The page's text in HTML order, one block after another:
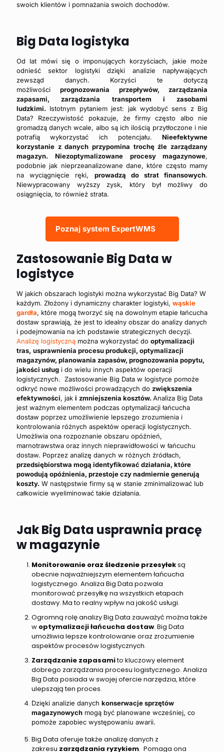
swoich klientów i pomnażania swoich dochodów.
Big Data logistyka
Od lat mówi się o imponujących korzyściach, jakie może
odnieść sektor logistyki dzięki analizie napływających
zewsząd danych. Korzyści te dotyczą
możliwościprognozowania przepływów, zarządzania
zapasami, zarządzania transportem i zasobami
ludzkimi. Istotnym pytaniem jest: jak wydobyć sens z Big
Data? Rzeczywistość pokazuje, że firmy często albo nie
gromadzą danych wcale, albo są ich ilością przytłoczone i nie
potrafią wykorzystać ich potencjału. Nieefektywne
korzystanie z danych przypomina trochę źle zarządzany
magazyn.
Niezoptymalizowane procesy magazynowe,
podobnie jak nieprzeanalizowane dane, które często mamy
na wyciągnięcie ręki, prowadzą do strat finansowych.
Niewypracowany wyższy zysk, który był możliwy do
osiągnięcia, to również strata.
Poznaj system ExpertWMS
Zastosowanie Big Data w
logistyce
W jakich obszarach logistyki można wykorzystać Big Data? W
każdym. Złożony i dynamiczny charakter logistyki, wąskie
gardła, które mogą tworzyć się na dowolnym etapie łańcucha
dostaw sprawiają, że ​​jest to idealny obszar do analizy danych
i podejmowania na ich podstawie strategicznych decyzji.
Analizę logistyczną można wykorzystać do optymalizacji
tras, usprawnienia procesu produkcji, optymalizacji
magazynów, planowania zapasów, prognozowania popytu,
jakości usług i do wielu innych aspektów operacji
logistycznych. Zastosowanie Big Data w logistyce pomoże
odkryć nowe możliwości prowadzących do zwiększenia
efektywności, jak i zmniejszenia kosztów.Analiza Big Data
jest ważnym elementem podczas optymalizacji łańcucha
dostaw poprzez umożliwienie lepszego zrozumienia i
kontrolowania różnych aspektów operacji logistycznych.
Umożliwia ona rozpoznanie obszaru opóźnień,
marnotrawstwa oraz innych nieprawidłowości w łańcuchu
dostaw. Poprzez analizę danych w różnych źródłach,
przedsiębiorstwa mogą identyfikować działania, które
powodują opóźnienia, przestoje czy nadmiernie generują
koszty. W następstwie firmy są w stanie zminimalizować lub
całkowicie wyeliminować takie działania.
Jak Big Data usprawnia pracę
w magazynie
Monitorowanie oraz śledzenie przesyłeksą
obecnie najważniejszym elementem łańcucha
logistycznego. Analiza Big Data pozwala
monitorować przesyłkę na wszystkich etapach
dostawy. Ma to realny wpływ na jakość usługi.
Ogromną rolę analizy Big Data zauważyć można także
w optymalizacji łańcucha dostaw. Big Data
umożliwia lepsze kontrolowanie oraz zrozumienie
aspektów procesów logistycznych.
Zarządzanie zapasamito kluczowy element
dobrego zarządzania procesu logistycznego. Analiza
Big Data posiada w swojej ofercie narzędzia, które
ulepszają ten proces.
Dzięki analizie danych konserwacje sprzętów
magazynowych mogą być planowane wcześniej, co
pomoże zapobiec występowaniu awarii.
Big Data oferuje także analizę danych z
zakresu zarządzania ryzykiem. Pomaga ona